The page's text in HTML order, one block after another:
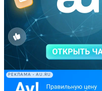
РЕКЛАМА • AU.RU